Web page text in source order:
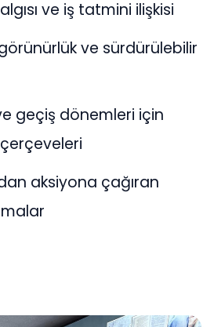
ve iş tatmini ilişkisi
ve sürdürülebilir
geçiş dönemleri için
aksiyona çağıran